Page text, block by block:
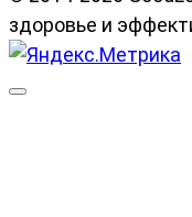
здоровье и